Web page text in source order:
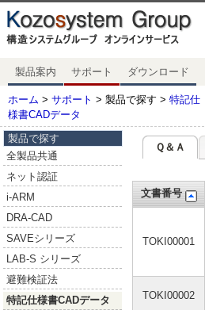
製品案内 サポート ダウンロード
ホーム > サポート > 製品で探す > 特記仕
様書CADデータ
製品で探す
全製品共通
ネット認証
i-ARM
DRA-CAD
SAVEシリーズ
LAB-S シリーズ
避難検証法
特記仕様書CADデータ
Ｑ＆Ａ
文書番号
TOKI00001
TOKI00002